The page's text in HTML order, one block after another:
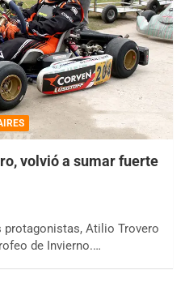
volvió a sumar fuerte
Atilio Trovero
de Invierno.…